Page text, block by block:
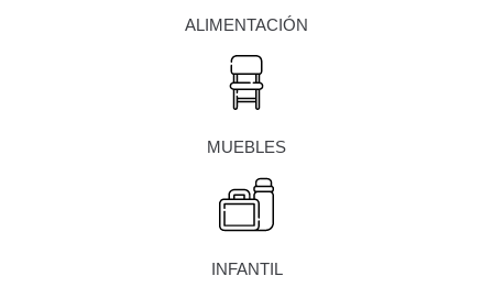
ALIMENTACIÓN
MUEBLES
INFANTIL